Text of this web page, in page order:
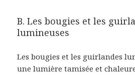
B. Les bougies et les
lumineuses
Les bougies et les guirlandes
une lumière tamisée et